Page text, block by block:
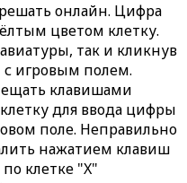
онлайн. Цифра
цветом клетку.
так и кликнув
с игровым полем.
клавишами
для ввода цифры
поле. Неправильно
нажатием клавиш
клетке "X"